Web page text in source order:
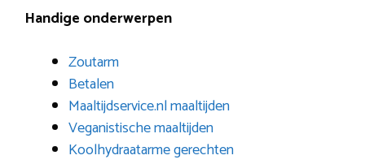
Handige onderwerpen
Zoutarm
Betalen
Maaltijdservice.nl maaltijden
Veganistische maaltijden
Koolhydraatarme gerechten